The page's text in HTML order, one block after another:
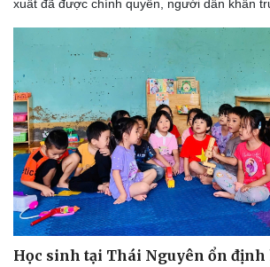
xuất đã được chính quyền, người dân khẩn
Học sinh tại Thái Nguyên ổn định